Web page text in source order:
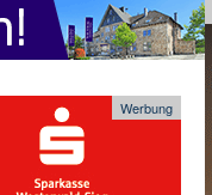
Werbung